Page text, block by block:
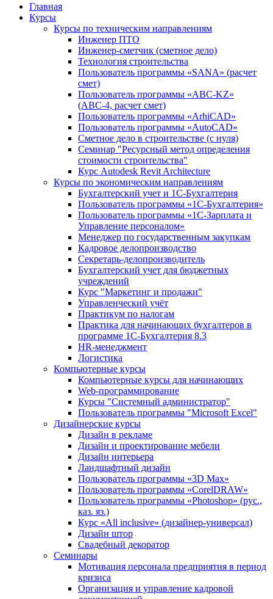
Главная
Курсы
Курсы по техническим направлениям
Инженер ПТО
Инженер-сметчик (сметное дело)
Технология строительства
Пользователь программы «SANA» (расчет
смет)
Пользователь программы «ABC-KZ»
(АВС-4, расчет смет)
Пользователь программы «ArhiCAD»
Пользователь программы «AutoCAD»
Сметное дело в строительстве (с нуля)
Семинар "Ресурсный метод определения
стоимости строительства"
Курс Autodesk Revit Architecture
Курсы по экономическим направлениям
Бухгалтерский учет и 1С-Бухгалтерия
Пользователь программы «1С-Бухгалтерия»
Пользователь программы «1С-Зарплата и
Управление персоналом»
Менеджер по государственным закупкам
Кадровое делопроизводство
Секретарь-делопроизводитель
Бухгалтерский учет для бюджетных
учреждений
Курс "Маркетинг и продажи"
Управленческий учёт
Практикум по налогам
Практика для начинающих бухгалтеров в
программе 1С-Бухгалтерия 8.3
HR-менеджмент
Логистика
Компьютерные курсы
Компьютерные курсы для начинающих
Web-программирование
Курсы "Системный администратор"
Пользователь программы "Microsoft Excel"
Дизайнерские курсы
Дизайн в рекламе
Дизайн и проектирование мебели
Дизайн интерьера
Ландшафтный дизайн
Пользователь программы «3D Max»
Пользователь программы «CorelDRAW»
Пользователь программы «Photoshop» (рус.,
каз. яз.)
Курс «All inclusive» (дизайнер-универсал)
Дизайн штор
Свадебный декоратор
Семинары
Мотивация персонала предприятия в период
кризиса
Организация и управление кадровой